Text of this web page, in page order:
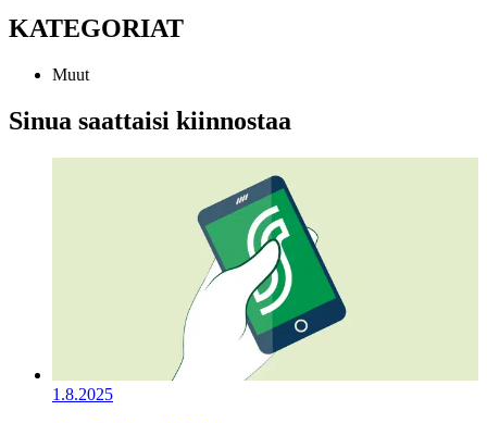
KATEGORIAT
Muut
Sinua saattaisi kiinnostaa
1.8.2025